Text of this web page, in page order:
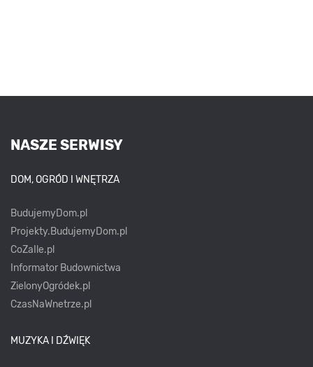
NASZE SERWISY
DOM, OGRÓD I WNĘTRZA
BudujemyDom.pl
Projekty.BudujemyDom.pl
CoZaIle.pl
Informator Budownictwa
ZielonyOgródek.pl
CzasNaWnetrze.pl
MUZYKA I DŹWIĘK